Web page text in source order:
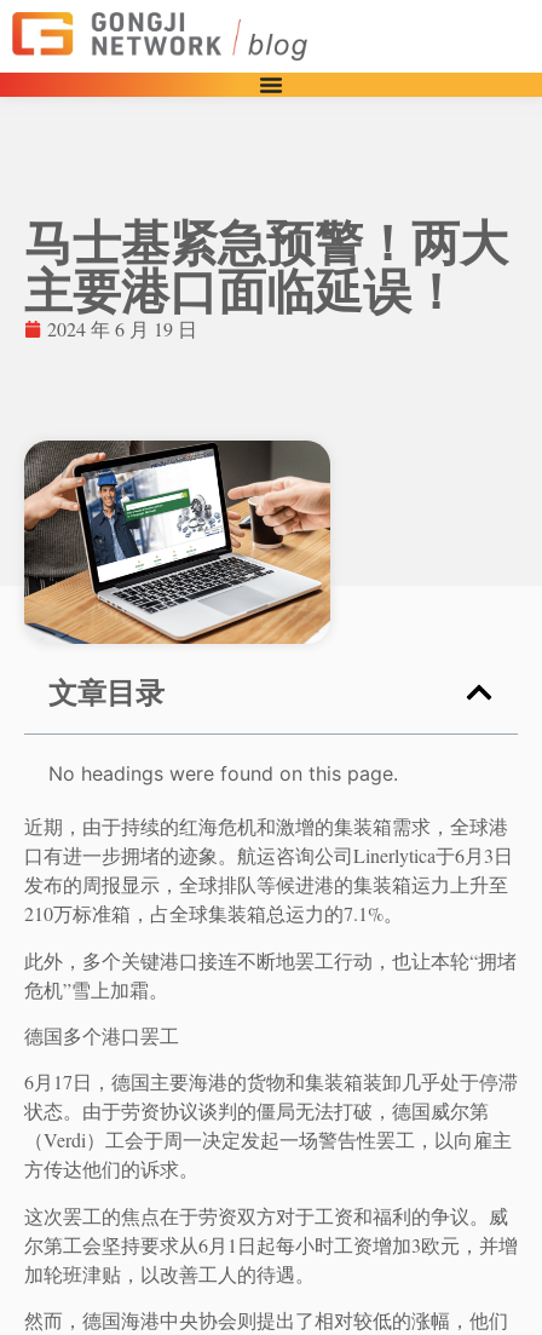
马士基紧急预警！两大
主要港口面临延误！
2024 年 6 月 19 日
文章目录
No headings were found on this page.
近期，由于持续的红海危机和激增的集装箱需求，全球港
口有进一步拥堵的迹象。航运咨询公司Linerlytica于6月3日
发布的周报显示，全球排队等候进港的集装箱运力上升至
210万标准箱，占全球集装箱总运力的7.1%。
此外，多个关键港口接连不断地罢工行动，也让本轮“拥堵
危机”雪上加霜。
德国多个港口罢工
6月17日，德国主要海港的货物和集装箱装卸几乎处于停滞
状态。由于劳资协议谈判的僵局无法打破，德国威尔第
（Verdi）工会于周一决定发起一场警告性罢工，以向雇主
方传达他们的诉求。
这次罢工的焦点在于劳资双方对于工资和福利的争议。威
尔第工会坚持要求从6月1日起每小时工资增加3欧元，并增
加轮班津贴，以改善工人的待遇。
然而，德国海港中央协会则提出了相对较低的涨幅，他们